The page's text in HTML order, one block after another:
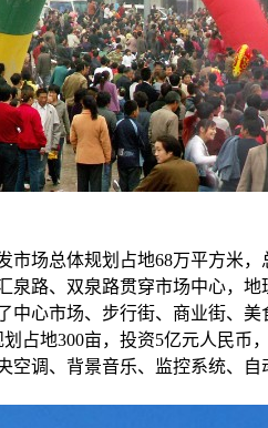
场总体规划占地68万平方米
泉路、双泉路贯穿市场中心，
中心市场、步行街、商业街、
占地300亩，投资5亿元人民
调、背景音乐、监控系统、